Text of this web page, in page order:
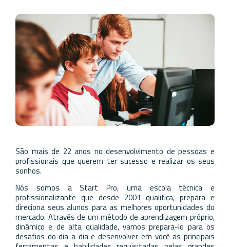
São mais de 22 anos no desenvolvimento de pessoas e
profissionais que querem ter sucesso e realizar os seus
sonhos.
Nós somos a Start Pro, uma escola técnica e
profissionalizante que desde 2001 qualifica, prepara e
direciona seus alunos para as melhores oportunidades do
mercado. Através de um método de aprendizagem próprio,
dinâmico e de alta qualidade, vamos prepara-lo para os
desafios do dia a dia e desenvolver em você as principais